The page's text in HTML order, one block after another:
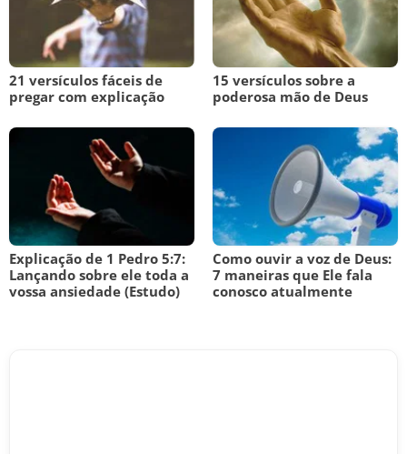
21 versículos fáceis de
pregar com explicação
15 versículos sobre a
poderosa mão de Deus
Explicação de 1 Pedro 5:7:
Lançando sobre ele toda a
vossa ansiedade (Estudo)
Como ouvir a voz de Deus:
7 maneiras que Ele fala
conosco atualmente